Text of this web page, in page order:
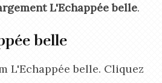
L'Echappée belle.
belle
L'Echappée belle. Cliquez